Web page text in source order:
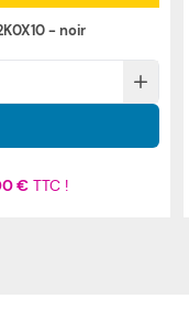
- noir
€TTC !